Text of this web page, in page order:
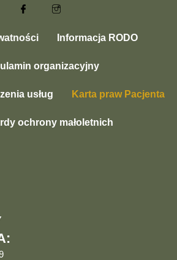
Informacja RODO
organizacyjny
usług Karta praw Pacjenta
ochrony małoletnich